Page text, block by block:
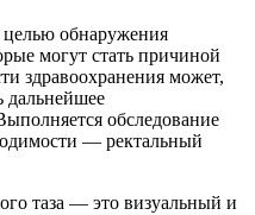
обнаружения
могут стать причиной
здравоохранения может,
дальнейшее
обследование
— ректальный
таза — это визуальный и